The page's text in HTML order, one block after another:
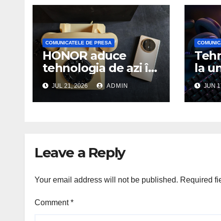
COMUNICATELE DE PRESA
HONOR aduce
tehnologia de azi în
Palatul
Telefoanelor
JUL 21, 2026 ADMIN
la
— JUN
Leave a Reply
Your email address will not be published. Required
Comment*